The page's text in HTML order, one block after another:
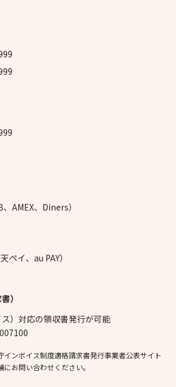
AMEX、Diners）
ペイ、au PAY）
）
）対応の領収書発行が可能
ンボイス制度適格請求書発行事業者公表サイト
お問い合わせください。